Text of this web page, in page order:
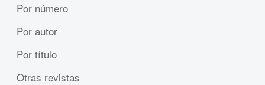
Por número
Por autor
Por título
Otras revistas